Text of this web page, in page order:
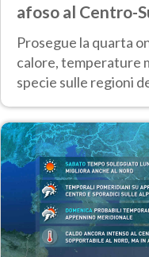
afoso al Centro-
temporali sui
Prosegue la quarta
calore, temperature
specie sulle regioni
aree montuose